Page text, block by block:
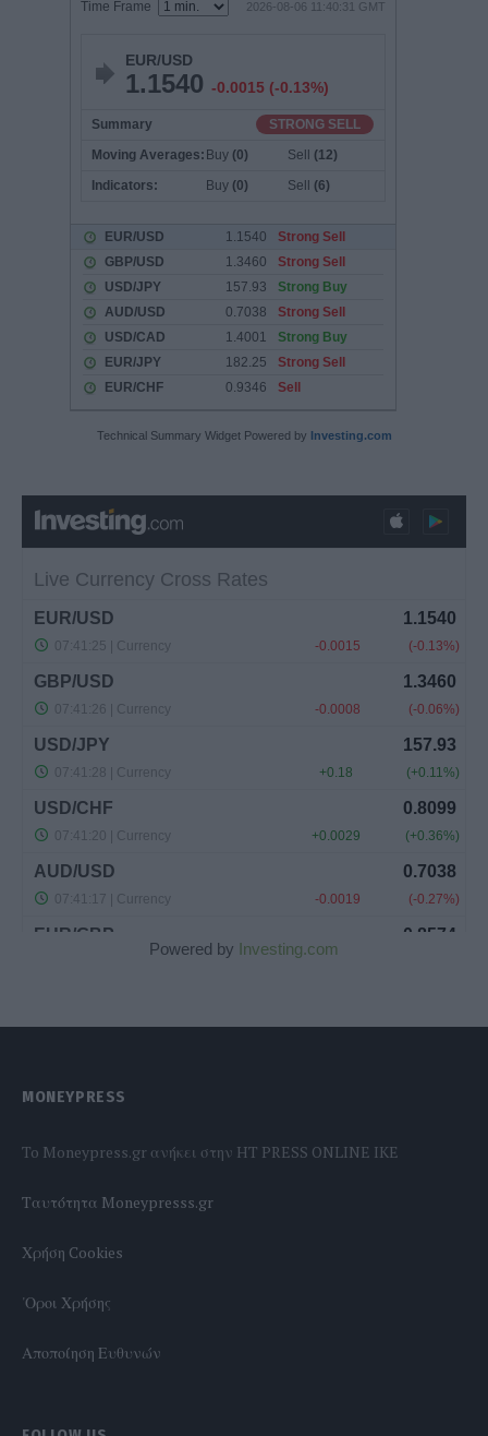
Technical Summary Widget Powered by Investing.com
Powered by Investing.com
MONEYPRESS
To Moneypress.gr ανήκει στην HT PRESS ONLINE IKE
Tαυτότητα Moneypresss.gr
Χρήση Cookies
'Οροι Χρήσης
Αποποίηση Ευθυνών